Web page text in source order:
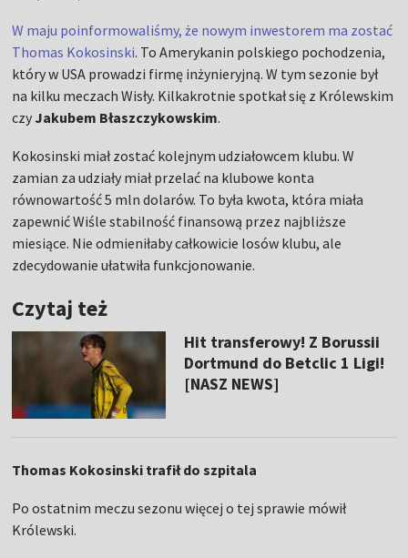
W maju poinformowaliśmy, że nowym inwestorem ma zostać
Thomas Kokosinski. To Amerykanin polskiego pochodzenia,
który w USA prowadzi firmę inżynieryjną. W tym sezonie był
na kilku meczach Wisły. Kilkakrotnie spotkał się z Królewskim
czy Jakubem Błaszczykowskim.
Kokosinski miał zostać kolejnym udziałowcem klubu. W
zamian za udziały miał przelać na klubowe konta
równowartość 5 mln dolarów. To była kwota, która miała
zapewnić Wiśle stabilność finansową przez najbliższe
miesiące. Nie odmieniłaby całkowicie losów klubu, ale
zdecydowanie ułatwiła funkcjonowanie.
Czytaj też
Hit transferowy! Z Borussii
Dortmund do Betclic 1 Ligi!
[NASZ NEWS]
Thomas Kokosinski trafił do szpitala
Po ostatnim meczu sezonu więcej o tej sprawie mówił
Królewski.